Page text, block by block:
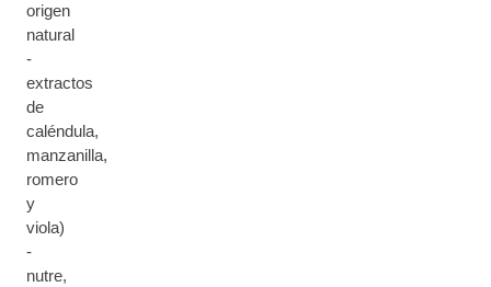
origen
natural
-
extractos
de
caléndula,
manzanilla,
romero
y
viola)
-
nutre,